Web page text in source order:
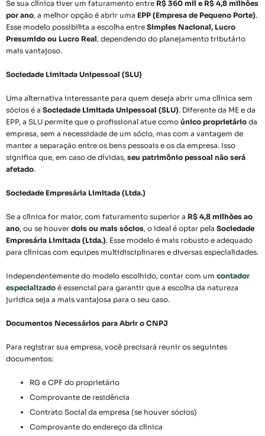
Se sua clínica tiver um faturamento entre R$ 360 mil e R$ 4,8 milhões
por ano, a melhor opção é abrir uma EPP (Empresa de Pequeno Porte).
Esse modelo possibilita a escolha entre Simples Nacional, Lucro
Presumido ou Lucro Real, dependendo do planejamento tributário
mais vantajoso.
Sociedade Limitada Unipessoal (SLU)
Uma alternativa interessante para quem deseja abrir uma clínica sem
sócios é a Sociedade Limitada Unipessoal (SLU). Diferente da ME e da
EPP, a SLU permite que o profissional atue como único proprietário da
empresa, sem a necessidade de um sócio, mas com a vantagem de
manter a separação entre os bens pessoais e os da empresa. Isso
significa que, em caso de dívidas, seu patrimônio pessoal não será
afetado.
Sociedade Empresária Limitada (Ltda.)
Se a clínica for maior, com faturamento superior a R$ 4,8 milhões ao
ano, ou se houver dois ou mais sócios, o ideal é optar pela Sociedade
Empresária Limitada (Ltda.). Esse modelo é mais robusto e adequado
para clínicas com equipes multidisciplinares e diversas especialidades.
Independentemente do modelo escolhido, contar com um contador
especializado é essencial para garantir que a escolha da natureza
jurídica seja a mais vantajosa para o seu caso.
Documentos Necessários para Abrir o CNPJ
Para registrar sua empresa, você precisará reunir os seguintes
documentos:
RG e CPF do proprietário
Comprovante de residência
Contrato Social da empresa (se houver sócios)
Comprovante do endereço da clínica